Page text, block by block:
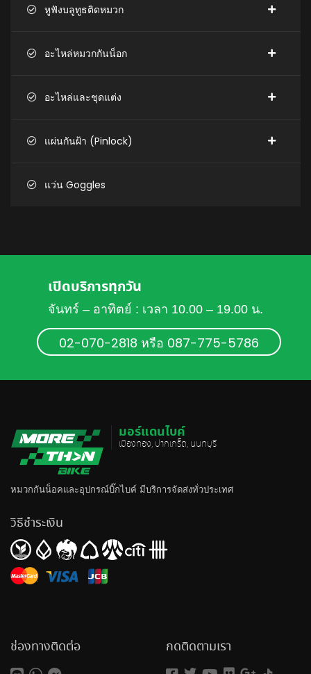
หูฟังบลูทูธติดหมวก
อะไหล่หมวกกันน็อก
อะไหล่และชุดแต่ง
แผ่นกันฝ้า (Pinlock)
แว่น Goggles
เปิดบริการทุกวัน
จันทร์ – อาทิตย์ : เวลา 10.00 – 19.00 น.
02-070-2818 หรือ 087-775-5786
มอร์แดนไบค์
เมืองทอง, ปากเกร็ด, นนทบุรี
หมวกกันน็อคและอุปกรณ์บิ๊กไบค์ มีบริการจัดส่งทั่วประเทศ
วิธีชำระเงิน
ช่องทางติดต่อ กดติดตามเรา